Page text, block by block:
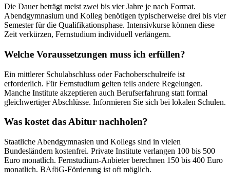
Die Dauer beträgt meist zwei bis vier Jahre je nach Format.
Abendgymnasium und Kolleg benötigen typischerweise drei bis vier
Semester für die Qualifikationsphase. Intensivkurse können diese
Zeit verkürzen, Fernstudium individuell verlängern.
Welche Voraussetzungen muss ich erfüllen?
Ein mittlerer Schulabschluss oder Fachoberschulreife ist
erforderlich. Für Fernstudium gelten teils andere Regelungen.
Manche Institute akzeptieren auch Berufserfahrung statt formal
gleichwertiger Abschlüsse. Informieren Sie sich bei lokalen Schulen.
Was kostet das Abitur nachholen?
Staatliche Abendgymnasien und Kollegs sind in vielen
Bundesländern kostenfrei. Private Institute verlangen 100 bis 500
Euro monatlich. Fernstudium-Anbieter berechnen 150 bis 400 Euro
monatlich. BAföG-Förderung ist oft möglich.